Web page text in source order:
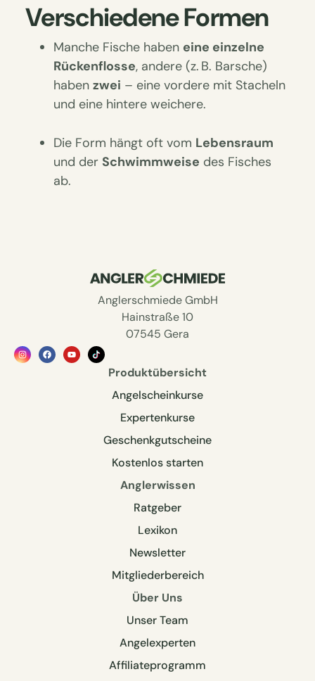
Verschiedene Formen
Manche Fische haben eine einzelne
Rückenflosse, andere (z. B. Barsche)
haben zwei – eine vordere mit Stacheln
und eine hintere weichere.
Die Form hängt oft vom Lebensraum
und der Schwimmweise des Fisches
ab.
Anglerschmiede GmbH
Hainstraße 10
07545 Gera
Produktübersicht
Angelscheinkurse
Expertenkurse
Geschenkgutscheine
Kostenlos starten
Anglerwissen
Ratgeber
Lexikon
Newsletter
Mitgliederbereich
Über Uns
Unser Team
Angelexperten
Affiliateprogramm